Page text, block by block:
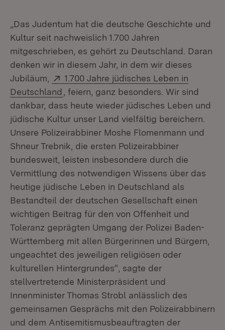
„Das Judentum hat die deutsche Geschichte und
Kultur seit nachweislich 1.700 Jahren
mitgeschrieben, es gehört zu Deutschland. Daran
denken wir in diesem Jahr, in dem wir dieses
Jubiläum,
Extern:
1.700 Jahre jüdisches Leben in
Deutschland (Öffnet in neuem Fenster)
, feiern, ganz besonders. Wir sind
dankbar, dass heute wieder jüdisches Leben und
jüdische Kultur unser Land vielfältig bereichern.
Unsere Polizeirabbiner Moshe Flomenmann und
Shneur Trebnik, die ersten Polizeirabbiner
bundesweit, leisten insbesondere durch die
Vermittlung des notwendigen Wissens über das
heutige jüdische Leben in Deutschland als
Bestandteil der deutschen Gesellschaft einen
wichtigen Beitrag für den von Offenheit und
Toleranz geprägten Umgang der Polizei Baden-
Württemberg mit allen Bürgerinnen und Bürgern,
ungeachtet des jeweiligen religiösen oder
kulturellen Hintergrundes“, sagte der
stellvertretende Ministerpräsident und
Innenminister Thomas Strobl anlässlich des
gemeinsamen Gesprächs mit den Polizeirabbinern
und dem Antisemitismusbeauftragten der